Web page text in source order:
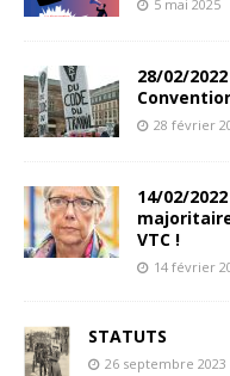
5 mai 2025
28/02/
28 février
14/02/
VTC !
14 février
STATUTS
26 septembre 2023